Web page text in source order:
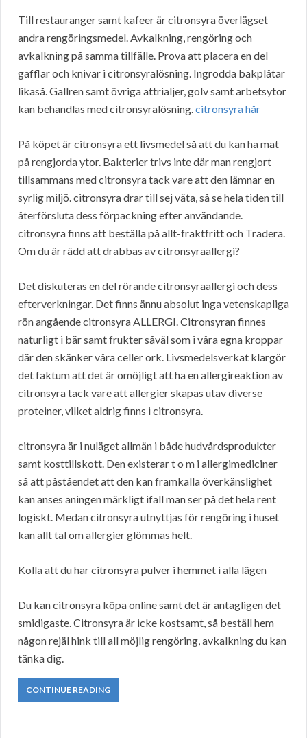
Till restauranger samt kafeer är citronsyra överlägset
andra rengöringsmedel. Avkalkning, rengöring och
avkalkning på samma tillfälle. Prova att placera en del
gafflar och knivar i citronsyralösning. Ingrodda bakplåtar
likaså. Gallren samt övriga attrialjer, golv samt arbetsytor
kan behandlas med citronsyralösning.citronsyra hår
På köpet är citronsyra ett livsmedel så att du kan ha mat
på rengjorda ytor. Bakterier trivs inte där man rengjort
tillsammans med citronsyra tack vare att den lämnar en
syrlig miljö. citronsyra drar till sej väta, så se hela tiden till
återförsluta dess förpackning efter användande.
citronsyra finns att beställa på allt-fraktfritt och Tradera.
Om du är rädd att drabbas av citronsyraallergi?
Det diskuteras en del rörande citronsyraallergi och dess
efterverkningar. Det finns ännu absolut inga vetenskapliga
rön angående citronsyra ALLERGI. Citronsyran finnes
naturligt i bär samt frukter såväl som i våra egna kroppar
där den skänker våra celler ork. Livsmedelsverkat klargör
det faktum att det är omöjligt att ha en allergireaktion av
citronsyra tack vare att allergier skapas utav diverse
proteiner, vilket aldrig finns i citronsyra.
citronsyra är i nuläget allmän i både hudvårdsprodukter
samt kosttillskott. Den existerar t o m i allergimediciner
så att påståendet att den kan framkalla överkänslighet
kan anses aningen märkligt ifall man ser på det hela rent
logiskt. Medan citronsyra utnyttjas för rengöring i huset
kan allt tal om allergier glömmas helt.
Kolla att du har citronsyra pulver i hemmet i alla lägen
Du kan citronsyra köpa online samt det är antagligen det
smidigaste. Citronsyra är icke kostsamt, så beställ hem
någon rejäl hink till all möjlig rengöring, avkalkning du kan
tänka dig.
CONTINUE READING